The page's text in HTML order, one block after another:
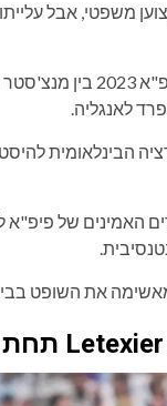
משפטי, אבל
לטקסייר ניהל את
את השופט בביטול